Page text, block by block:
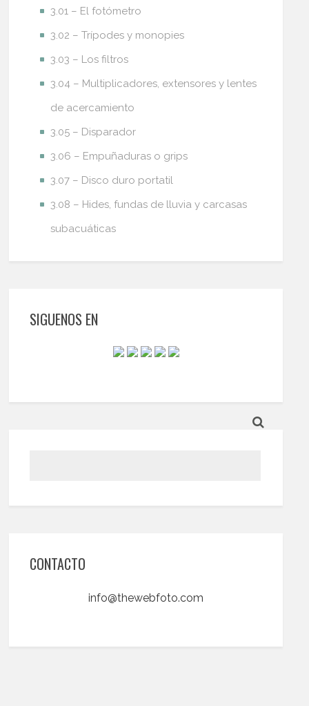
3.01 – El fotómetro
3.02 – Trípodes y monopies
3.03 – Los filtros
3.04 – Multiplicadores, extensores y lentes
de acercamiento
3.05 – Disparador
3.06 – Empuñaduras o grips
3.07 – Disco duro portatil
3.08 – Hides, fundas de lluvia y carcasas
subacuáticas
SIGUENOS EN
CONTACTO
info@thewebfoto.com